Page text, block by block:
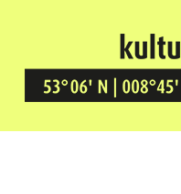
Kultur Vor Ort
BREMEN GRÖPELINGEN